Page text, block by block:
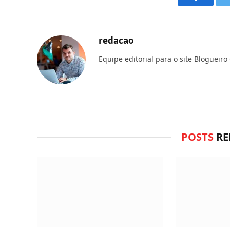
redacao
Equipe editorial para o site Blogueiro
POSTS